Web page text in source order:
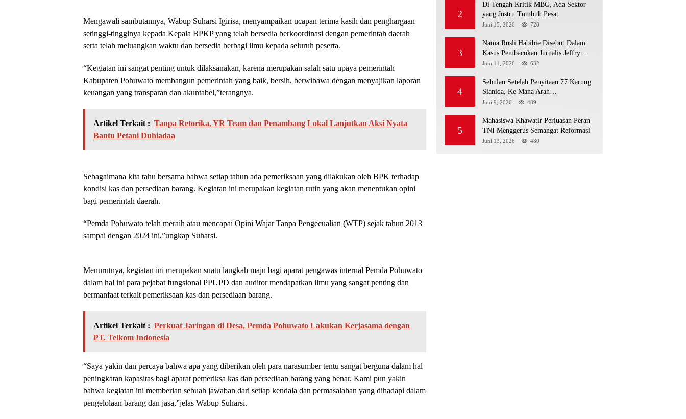
Mengawali sambutannya, Wabup Suharsi Igirisa, menyampaikan ucapan terima kasih dan penghargaan
setinggi-tingginya kepada Kepala BPKP yang telah bersedia berkoordinasi dengan pemerintah daerah
serta telah meluangkan waktu dan bersedia berbagi ilmu kepada seluruh peserta.
“Kegiatan ini sangat penting untuk dilaksanakan, karena merupakan salah satu upaya pemerintah
Kabupaten Pohuwato membangun pemerintah yang baik, bersih, berwibawa dengan menyajikan laporan
keuangan yang transparan dan akuntabel,”terangnya.
Artikel Terkait : Tanpa Retorika, YR Team dan Penambang Lokal Lanjutkan Aksi Nyata
Bantu Petani Duhiadaa
Sebagaimana kita tahu bersama bahwa setiap tahun ada pemeriksaan yang dilakukan oleh BPK terhadap
kondisi kas dan persediaan barang. Kegiatan ini merupakan kegiatan rutin yang akan menentukan opini
bagi pemerintah daerah.
“Pemda Pohuwato telah meraih atau mencapai Opini Wajar Tanpa Pengecualian (WTP) sejak tahun 2013
sampai dengan 2024 ini,”ungkap Suharsi.
Menurutnya, kegiatan ini merupakan suatu langkah maju bagi aparat pengawas internal Pemda Pohuwato
dalam hal ini para pejabat fungsional PPUPD dan auditor mendapatkan ilmu yang sangat penting dan
bermanfaat terkait pemeriksaan kas dan persediaan barang.
Artikel Terkait : Perkuat Jaringan di Desa, Pemda Pohuwato Lakukan Kerjasama dengan
PT. Telkom Indonesia
“Saya yakin dan percaya bahwa apa yang diberikan oleh para narasumber tentu sangat berguna dalam hal
peningkatan kapasitas bagi aparat pemeriksa kas dan persediaan barang yang benar. Kami pun yakin
bahwa kegiatan ini memberian sebuah jawaban dari setiap kendala dan permasalahan yang dihadapi dalam
pengelolaan barang dan jasa,”jelas Wabup Suharsi.
2
Di Tengah Kritik MBG, Ada Sektor
yang Justru Tumbuh Pesat
Juni 15, 2026 728
3
Nama Rusli Habibie Disebut Dalam
Kasus Pembacokan Jurnalis Jeffry
Rumampuk
Juni 11, 2026 632
4
Sebulan Setelah Penyitaan 77 Karung
Sianida, Ke Mana Arah
Penyidikannya?
Juni 9, 2026 489
5
Mahasiswa Khawatir Perluasan Peran
TNI Menggerus Semangat Reformasi
Juni 13, 2026 480